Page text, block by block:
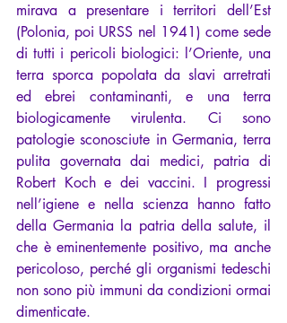
mirava a presentare i territori dell’Est
(Polonia, poi URSS nel 1941) come sede
di tutti i pericoli biologici: l’Oriente, una
terra sporca popolata da slavi arretrati
ed ebrei contaminanti, e una terra
biologicamente virulenta. Ci sono
patologie sconosciute in Germania, terra
pulita governata dai medici, patria di
Robert Koch e dei vaccini. I progressi
nell’igiene e nella scienza hanno fatto
della Germania la patria della salute, il
che è eminentemente positivo, ma anche
pericoloso, perché gli organismi tedeschi
non sono più immuni da condizioni ormai
dimenticate.